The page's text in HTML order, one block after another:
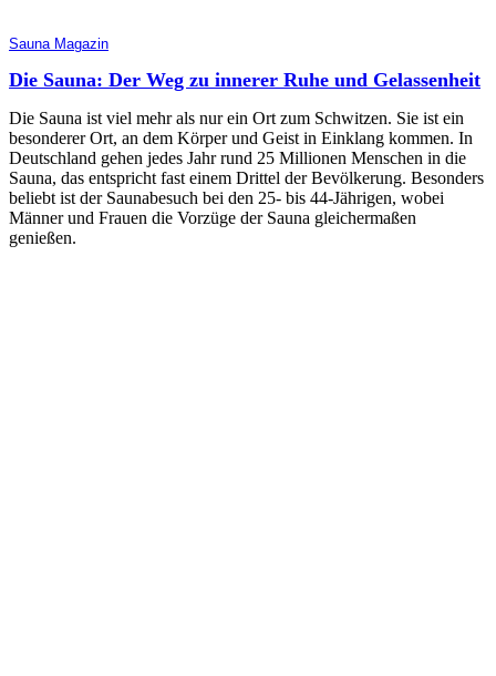
Sauna Magazin
Die Sauna: Der Weg zu innerer Ruhe und Gelassenheit
Die Sauna ist viel mehr als nur ein Ort zum Schwitzen. Sie ist ein
besonderer Ort, an dem Körper und Geist in Einklang kommen. In
Deutschland gehen jedes Jahr rund 25 Millionen Menschen in die
Sauna, das entspricht fast einem Drittel der Bevölkerung. Besonders
beliebt ist der Saunabesuch bei den 25- bis 44-Jährigen, wobei
Männer und Frauen die Vorzüge der Sauna gleichermaßen
genießen.